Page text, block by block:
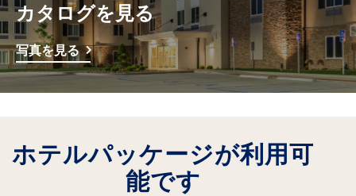
カタログを見る
写真を見る
ホテルパッケージが利用可
能です